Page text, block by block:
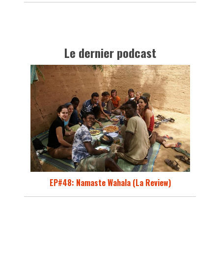
Le dernier podcast
EP#48: Namaste Wahala (La Review)